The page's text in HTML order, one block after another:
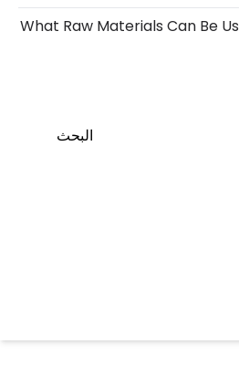
What Raw Materials Can Be
البحث